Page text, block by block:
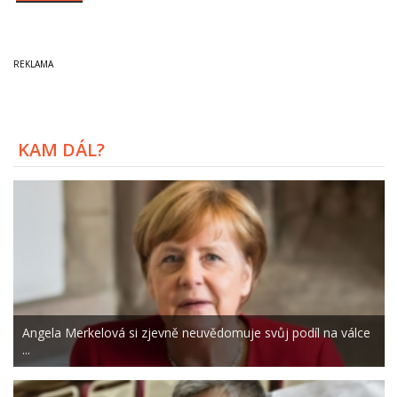
KAM DÁL?
Angela Merkelová si zjevně neuvědomuje svůj podíl na válce
...